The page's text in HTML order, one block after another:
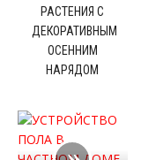
РАСТЕНИЯ С
ДЕКОРАТИВНЫМ
ОСЕННИМ
НАРЯДОМ